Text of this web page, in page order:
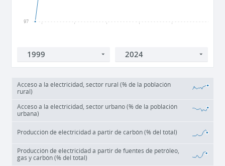
97
Acceso a la electricidad, sector rural (% de la población
rural)
Acceso a la electricidad, sector urbano (% de la población
urbana)
Producción de electricidad a partir de carbón (% del total)
Producción de electricidad a partir de fuentes de petróleo,
gas y carbón (% del total)